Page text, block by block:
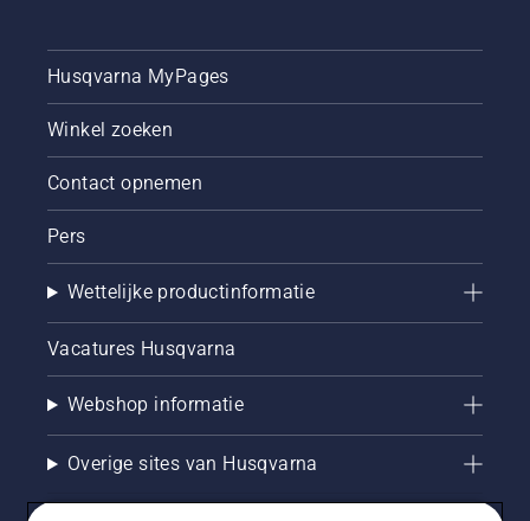
Husqvarna MyPages
Winkel zoeken
Contact opnemen
Pers
Wettelijke productinformatie
Vacatures Husqvarna
Webshop informatie
Overige sites van Husqvarna